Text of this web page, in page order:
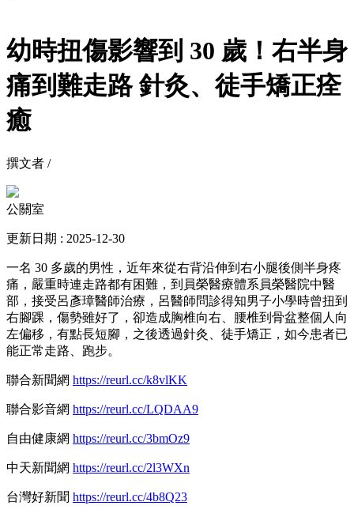
幼時扭傷影響到 30 歲！右半身
痛到難走路 針灸、徒手矯正痊
癒
撰文者 /
公關室
更新日期 : 2025-12-30
一名 30 多歲的男性，近年來從右背沿伸到右小腿後側半身疼
痛，嚴重時連走路都有困難，到員榮醫療體系員榮醫院中醫
部，接受呂彥璋醫師治療，呂醫師問診得知男子小學時曾扭到
右腳踝，傷勢雖好了，卻造成胸椎向右、腰椎到骨盆整個人向
左偏移，有點長短腳，之後透過針灸、徒手矯正，如今患者已
能正常走路、跑步。
聯合新聞網 https://reurl.cc/k8vlKK
聯合影音網 https://reurl.cc/LQDAA9
自由健康網 https://reurl.cc/3bmOz9
中天新聞網 https://reurl.cc/2l3WXn
台灣好新聞 https://reurl.cc/4b8Q23